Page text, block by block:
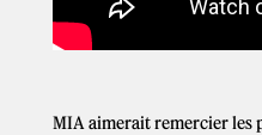
MIA aimerait remercier les